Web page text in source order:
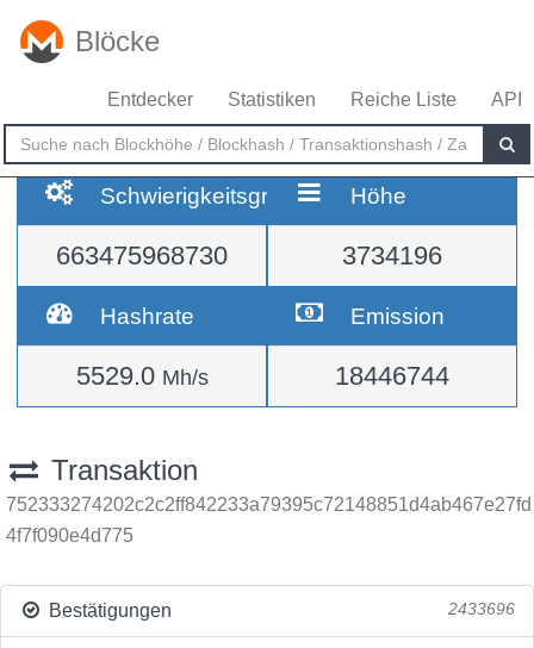
Blöcke
Entdecker Statistiken Reiche Liste API
Schwierigkeitsgrad
663475968730
Höhe
3734196
Hashrate
5529.0 Mh/s
Emission
18446744
Transaktion
752333274202c2c2ff842233a79395c72148851d4ab467e27fd
4f7f090e4d775
Bestätigungen 2433696